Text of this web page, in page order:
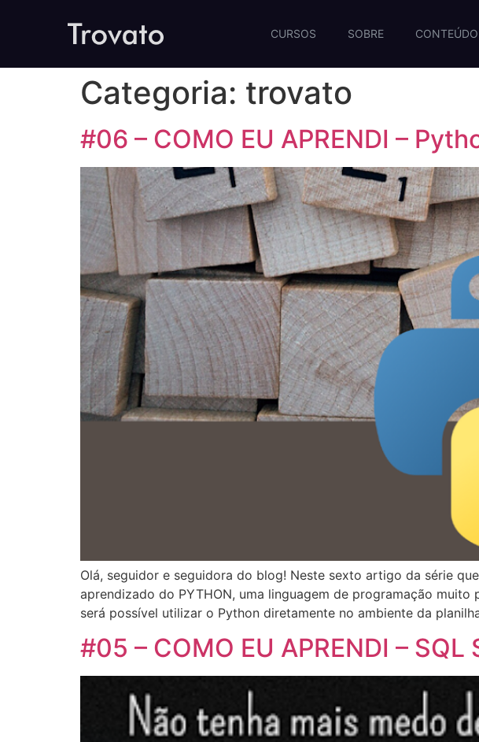
CURSOS SOBRE CONTEÚDO
Categoria: trovato
#06 – COMO EU APRENDI –
Olá, seguidor e seguidora do blog! Neste sexto artigo da série
aprendizado do PYTHON, uma linguagem de programação
será possível utilizar o Python diretamente no ambiente da
#05 – COMO EU APRENDI – SQL